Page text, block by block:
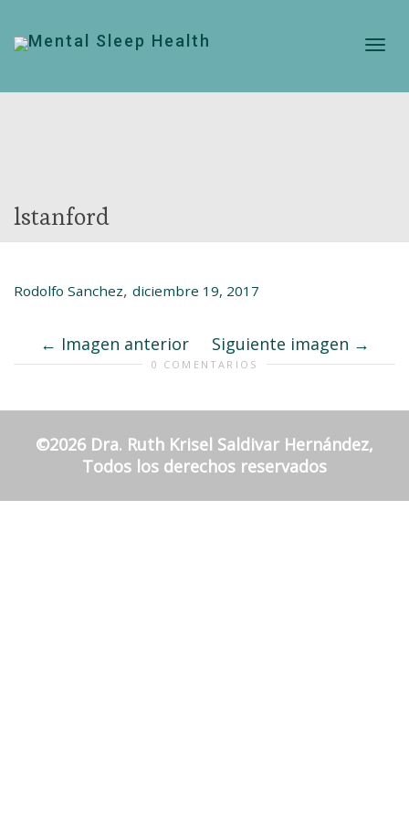
lstanford
Rodolfo Sanchez, diciembre 19, 2017
Imagen anterior Siguiente imagen
0 COMENTARIOS
©2026 Dra. Ruth Krisel Saldivar Hernández,
Todos los derechos reservados